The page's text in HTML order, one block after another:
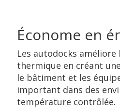
Économe en
Les autodocks améliore
thermique en créant
le bâtiment et les
important dans des
température contrôlée.